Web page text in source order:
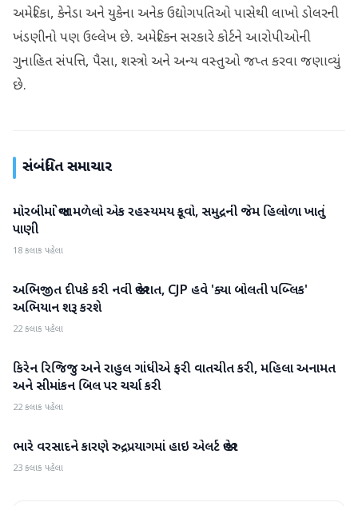
અમેરિકા, કેનેડા અને યુકેના અનેક ઉદ્યોગપતિઓ પાસેથી લાખો ડોલરની
ખંડણીનો પણ ઉલ્લેખ છે. અમેરિકન સરકારે કોર્ટને આરોપીઓની
ગુનાહિત સંપત્તિ, પૈસા, શસ્ત્રો અને અન્ય વસ્તુઓ જપ્ત કરવા જણાવ્યું
છે.
સંબંધિત સમાચાર
રાષ્ટ્રીય
મોરબીમાં જોવા મળેલો એક રહસ્યમય કૂવો, સમુદ્રની જેમ હિલોળા ખાતું
પાણી
18 કલાક પહેલા
રાષ્ટ્રીય
અભિજીત દીપકે કરી નવી જાહેરાત, CJP હવે 'ક્યા બોલતી પબ્લિક'
અભિયાન શરૂ કરશે
22 કલાક પહેલા
રાષ્ટ્રીય
કિરેન રિજિજુ અને રાહુલ ગાંધીએ ફરી વાતચીત કરી, મહિલા અનામત
અને સીમાંકન બિલ પર ચર્ચા કરી
22 કલાક પહેલા
રાષ્ટ્રીય
ભારે વરસાદને કારણે રુદ્રપ્રયાગમાં હાઇ એલર્ટ જાહેર
23 કલાક પહેલા